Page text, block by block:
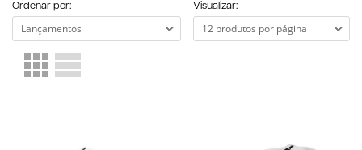
Ordenar por: Visualizar: